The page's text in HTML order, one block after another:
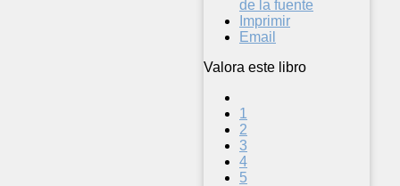
Imprimir
Email
Valora este libro
1
2
3
4
5